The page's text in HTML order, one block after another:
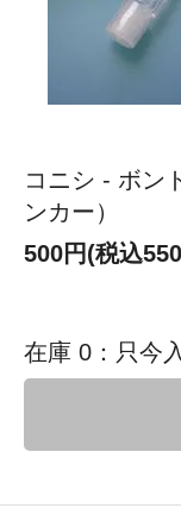
コニシ - ボン
ンカー）
500円(税込
在庫 0：只今